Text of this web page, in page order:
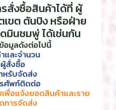
สั่งซื้อสินค้าได้ที่ ผู้
ขต ตันปิง หรือฝ่าย
มินชมพู่ ได้เช่นกัน
มูลดังต่อไปนี้
และจำนวน
สั่งซื้อ
หรับจัดส่ง
รศัพท์ติดต่อ
พื่อแจ้งยอดสินค้าและราย
การจัดส่ง